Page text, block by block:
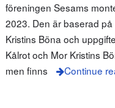
föreningen Sesams
2023. Den är baserad
Kristins Böna och
Kålrot och Mor Kristins
men finns
Continue